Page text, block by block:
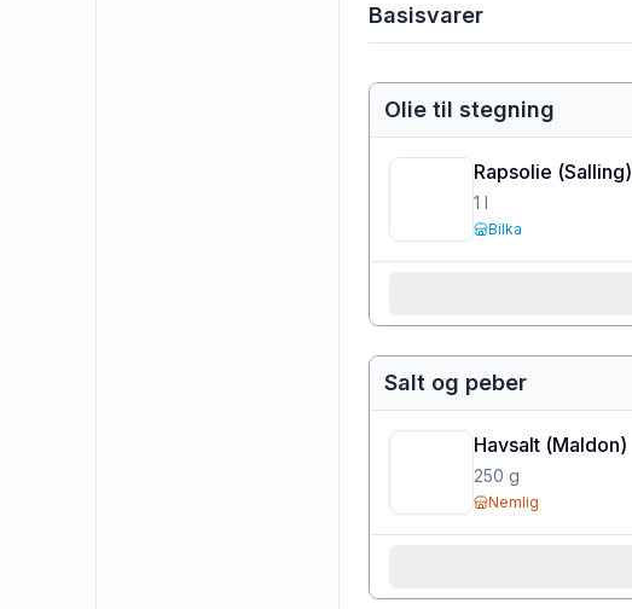
Basisvarer
Olie til stegning
Rapsolie (Salling)
1 l
Bilka
Salt og peber
Havsalt (Maldon)
250 g
Nemlig